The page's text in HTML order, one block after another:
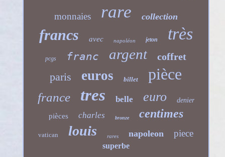
monnaies rare collection
francs avec napoléon jeton très
pcgs franc argent coffret
paris euros billet pièce
france tres belle euro denier
pièces charles bronze centimes
vatican louis rares napoleon piece
superbe